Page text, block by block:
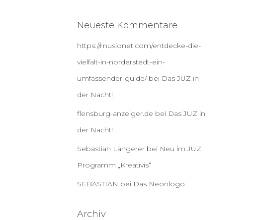
Neueste Kommentare
https://musionet.com/entdecke-die-
vielfalt-in-norderstedt-ein-
umfassender-guide/bei Das JUZ in
der Nacht!
flensburg-anzeiger.de bei Das JUZ in
der Nacht!
Sebastian Längererbei Neu im JUZ
Programm „Kreativis“
SEBASTIAN bei Das Neonlogo
Archiv